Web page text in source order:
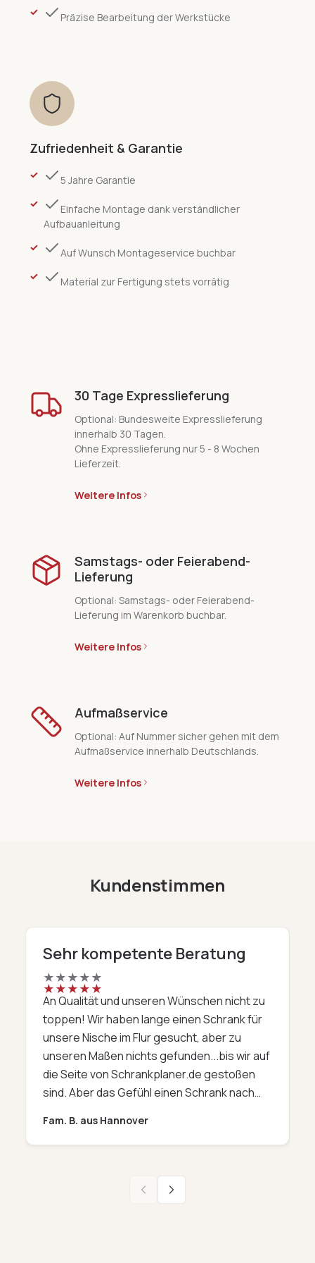
Präzise Bearbeitung der Werkstücke
Zufriedenheit & Garantie
5 Jahre Garantie
Einfache Montage dank verständlicher
Aufbauanleitung
Auf Wunsch Montageservice buchbar
Material zur Fertigung stets vorrätig
30 Tage Expresslieferung
Optional: Bundesweite Expresslieferung
innerhalb 30 Tagen.
Ohne Expresslieferung nur 5 - 8 Wochen
Lieferzeit.
Weitere Infos
Samstags- oder Feierabend-
Lieferung
Optional: Samstags- oder Feierabend-
Lieferung im Warenkorb buchbar.
Weitere Infos
Aufmaßservice
Optional: Auf Nummer sicher gehen mit dem
Aufmaßservice innerhalb Deutschlands.
Weitere Infos
Kundenstimmen
Sehr kompetente Beratung
★
★
★
★
★
★
★
★
★
★
An Qualität und unseren Wünschen nicht zu
toppen! Wir haben lange einen Schrank für
unsere Nische im Flur gesucht, aber zu
unseren Maßen nichts gefunden...bis wir auf
die Seite von Schrankplaner.de gestoßen
sind. Aber das Gefühl einen Schrank nach
bestellen, hat uns schon ein mulmiges
Gefühl gegeben. Aber mit etwas Mut und
Telefon (oh Gott, die Kollegen waren immer
Fam. B. aus Hannover